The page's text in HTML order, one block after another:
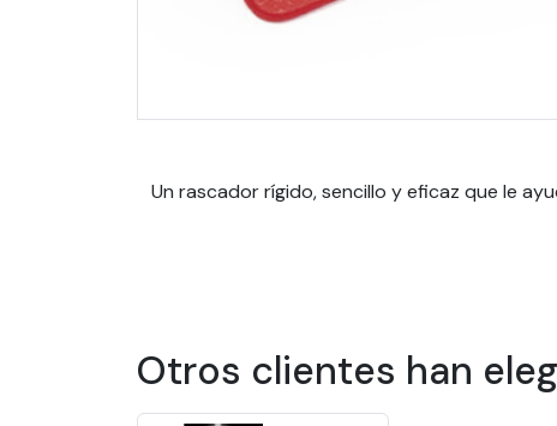
Un rascador rígido, sencillo y eficaz que le
Otros clientes han